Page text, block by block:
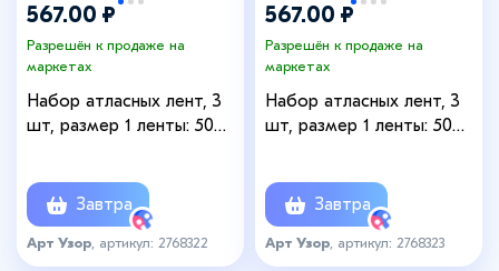
567.00 ₽
Разрешён к продаже на
маркетах
Набор атласных лент, 3
шт, размер 1 ленты: 50
Завтра
Арт Узор , артикул: 2768322
567.00 ₽
Разрешён к продаже на
маркетах
Набор атласных лент, 3
шт, размер 1 ленты: 50
Завтра
Арт Узор , артикул: 2768323